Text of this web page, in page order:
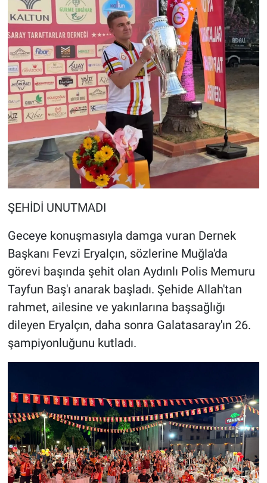
ŞEHİDİ UNUTMADI
Geceye konuşmasıyla damga vuran Dernek
Başkanı Fevzi Eryalçın, sözlerine Muğla'da
görevi başında şehit olan Aydınlı Polis Memuru
Tayfun Baş'ı anarak başladı. Şehide Allah'tan
rahmet, ailesine ve yakınlarına başsağlığı
dileyen Eryalçın, daha sonra Galatasaray'ın 26.
şampiyonluğunu kutladı.